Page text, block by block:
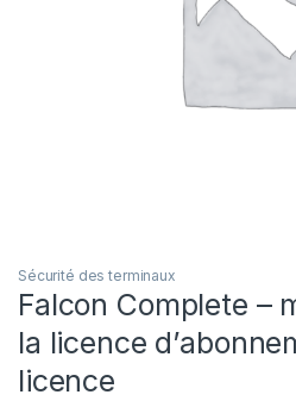
Sécurité des terminaux
Falcon Complete –
la licence
licence